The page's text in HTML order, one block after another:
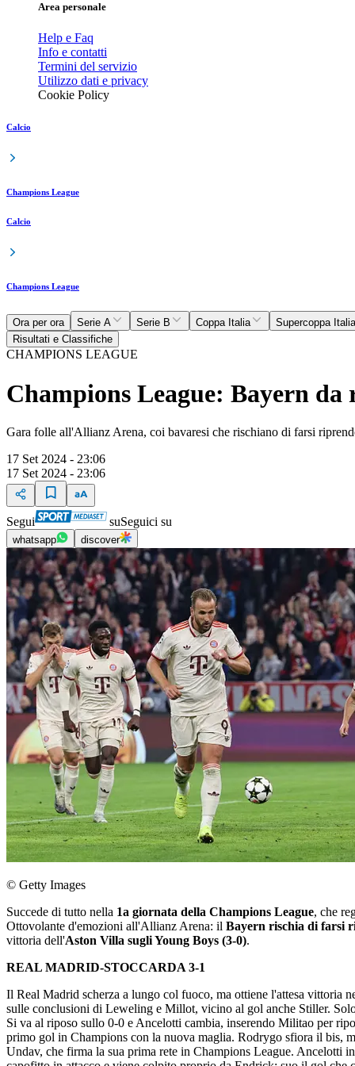
Area personale
Help e Faq
Info e contatti
Termini del servizio
Utilizzo dati e privacy
Cookie Policy
Calcio
Champions League
Calcio
Champions League
Ora per ora Serie A Serie B Coppa Italia
Supercoppa
Risultati e Classifiche
CHAMPIONS LEAGUE
Champions League: Bayern
Gara folle all'Allianz Arena, coi bavaresi che rischiano di farsi
17 Set 2024 - 23:06
17 Set 2024 - 23:06
Segui suSeguici su
whatsapp discover
© Getty Images
Succede di tutto nella 1a giornata della Champions League, che
Ottovolante d'emozioni all'Allianz Arena: il Bayern rischia di farsi
vittoria dell'Aston Villa sugli Young Boys (3-0).
REAL MADRID-STOCCARDA 3-1
Il Real Madrid scherza a lungo col fuoco, ma ottiene l'attesa vittoria
sulle conclusioni di Leweling e Millot, vicino al gol anche Stiller.
Si va al riposo sullo 0-0 e Ancelotti cambia, inserendo Militao per
primo gol in Champions con la nuova maglia. Rodrygo sfiora il bis,
Undav, che firma la sua prima rete in Champions League. Ancelotti